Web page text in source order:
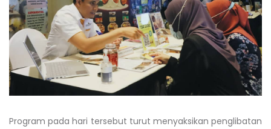
Program pada hari tersebut turut menyaksikan penglibatan